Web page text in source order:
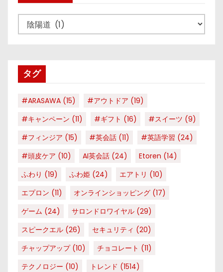
テ
ータグ
#ARASAWA (15) #アウトドア (19)
#キャンペーン (11) #ギフト (16) #スイーツ (9)
#フィンジア (15) #英会話 (11) #英語学習 (24)
#頭皮ケア (10) AI英会話 (24) Etoren (14)
ふわり (19) ふわ姫 (24) エアトリ (10)
エプロン (11) オンラインショッピング (17)
ゲーム (24) サロンドロワイヤル (29)
スピークエル (26) セキュリティ (20)
チャップアップ(10) チョコレート (11)
テクノロジー (10) トレンド (1514)